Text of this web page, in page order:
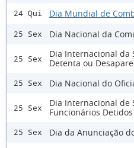
24 Qui Dia Mundial de
25 Sex Dia Nacional da
25 Sex
Dia Internacional da
Detenta ou
25 Sex Dia Nacional do
25 Sex
Dia Internacional de
Funcionários
25 Sex Dia da Anunciação